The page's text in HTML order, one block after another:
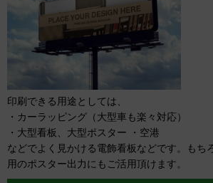
印刷できる用途としては、
・カーラッピング（大型車も楽々対応）
・大型看板、大型ポスター ・空港
などでよく見かける電飾看板などです。もち
用のポスター出力にもご活用頂けます。